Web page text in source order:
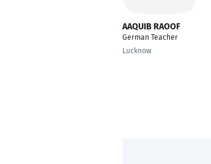
AAQUIB RAOOF
German Teacher
Lucknow